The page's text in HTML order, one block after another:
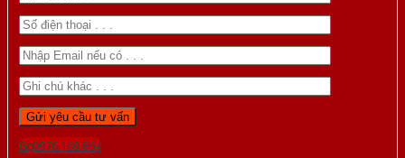
Gọi 0976.169.864